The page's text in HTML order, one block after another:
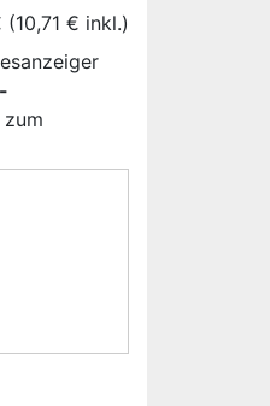
€ inkl.)